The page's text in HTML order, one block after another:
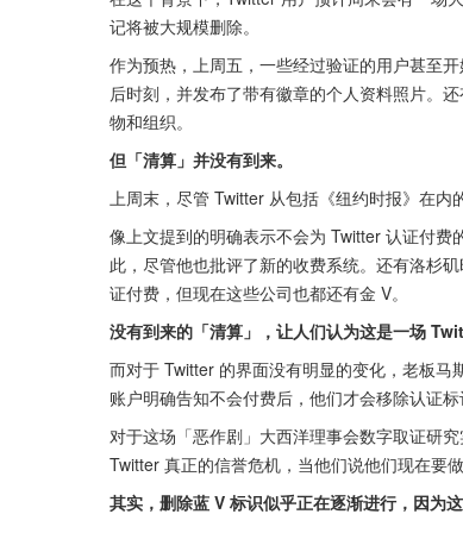
记将被大规模删除。
作为预热，上周五，一些经过验证的用户甚至
后时刻，并发布了带有徽章的个人资料照片。
物和组织。
但「清算」并没有到来。
上周末，尽管 Twitter 从包括《纽约时报》在内
像上文提到的明确表示不会为 Twitter 认证付
此，尽管他也批评了新的收费系统。还有洛杉
证付费，但现在这些公司也都还有金 V。
没有到来的「清算」，让人们认为这是一场
而对于 Twitter 的界面没有明显的变化，老板
账户明确告知不会付费后，他们才会移除认证标
对于这场「恶作剧」大西洋理事会数字取证研
Twitter 真正的信誉危机，当他们说他们现在要
其实，删除蓝 V 标识似乎正在逐渐进行，因为